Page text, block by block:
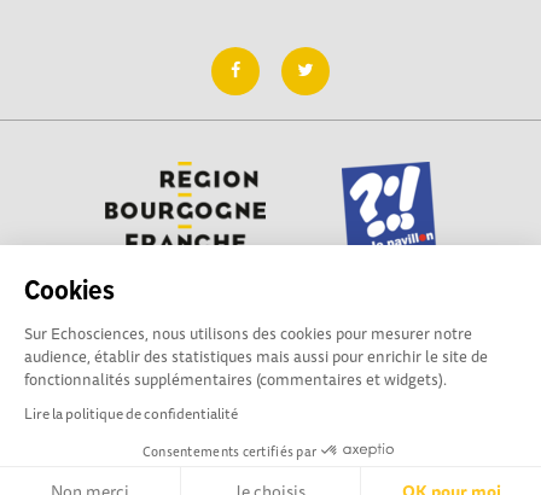
Cookies
Sur Echosciences, nous utilisons des cookies pour mesurer notre
audience, établir des statistiques mais aussi pour enrichir le site de
fonctionnalités supplémentaires (commentaires et widgets).
Lire la politique de confidentialité
Consentements certifiés par
Besoin d'aide pour utiliser Echosciences ? Écrivez vos
questions aux administrateurs de la plateforme
contact@pavillon-sciences.com
Mentions légales|Politique de confidentialité
Ligne éditoriale